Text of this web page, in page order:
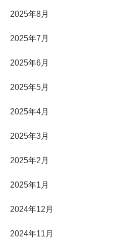
2025年8月
2025年7月
2025年6月
2025年5月
2025年4月
2025年3月
2025年2月
2025年1月
2024年12月
2024年11月